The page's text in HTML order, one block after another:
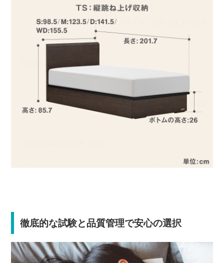
徹底的な試験と品質管理で安心の選択